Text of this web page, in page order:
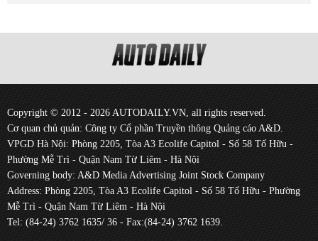
Copyright © 2012 - 2026 AUTODAILY.VN, all rights reserved.
Cơ quan chủ quản: Công ty Cổ phần Truyền thông Quảng cáo A&D.
VPGD Hà Nội: Phòng 2205, Tòa A3 Ecolife Capitol - Số 58 Tố Hữu -
Phường Mễ Trì - Quận Nam Từ Liêm - Hà Nội
Governing body: A&D Media Advertising Joint Stock Company
Address: Phòng 2205, Tòa A3 Ecolife Capitol - Số 58 Tố Hữu - Phường
Mễ Trì - Quận Nam Từ Liêm - Hà Nội
Tel: (84-24) 3762 1635/ 36 - Fax:(84-24) 3762 1639.